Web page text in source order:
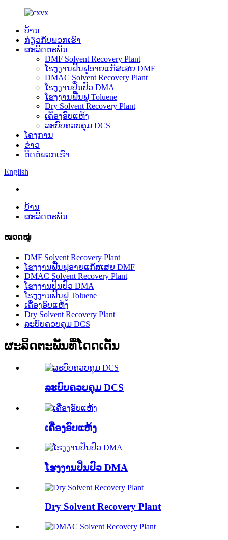
ບ້ານ
ກ່ຽວກັບພວກເຮົາ
ຜະລິດຕະພັນ
DMF Solvent Recovery Plant
ໂຮງງານຟື້ນຟູອາຍແກັສເສຍ DMF
DMAC Solvent Recovery Plant
ໂຮງງານປິ່ນປົວ DMA
ໂຮງງານຟື້ນຟູ Toluene
Dry Solvent Recovery Plant
ເຄື່ອງອົບແຫ້ງ
ລະບົບຄວບຄຸມ DCS
ໂຄງການ
ຂ່າວ
ຕິດຕໍ່ພວກເຮົາ
English
ບ້ານ
ຜະລິດຕະພັນ
ໝວດໝູ່
DMF Solvent Recovery Plant
ໂຮງງານຟື້ນຟູອາຍແກັສເສຍ DMF
DMAC Solvent Recovery Plant
ໂຮງງານປິ່ນປົວ DMA
ໂຮງງານຟື້ນຟູ Toluene
ເຄື່ອງອົບແຫ້ງ
Dry Solvent Recovery Plant
ລະບົບຄວບຄຸມ DCS
ຜະລິດຕະພັນທີ່ໂດດເດັ່ນ
ລະບົບຄວບຄຸມ DCS
ເຄື່ອງອົບແຫ້ງ
ໂຮງງານປິ່ນປົວ DMA
Dry Solvent Recovery Plant